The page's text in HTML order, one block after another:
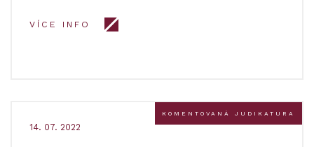
VÍCE INFO
KOMENTOVANÁ JUDIKATURA
14. 07. 2022